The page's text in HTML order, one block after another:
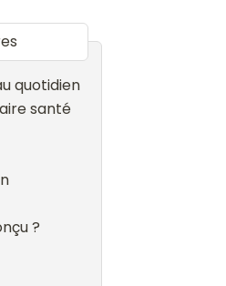
quotidien
santé
?